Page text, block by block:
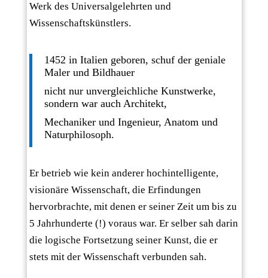
Werk des Universalgelehrten und
Wissenschaftskünstlers.
1452 in Italien geboren, schuf der geniale
Maler und Bildhauer
nicht nur unvergleichliche Kunstwerke,
sondern war auch Architekt,
Mechaniker und Ingenieur, Anatom und
Naturphilosoph.
Er betrieb wie kein anderer hochintelligente,
visionäre Wissenschaft, die Erfindungen
hervorbrachte, mit denen er seiner Zeit um bis zu
5 Jahrhunderte (!) voraus war. Er selber sah darin
die logische Fortsetzung seiner Kunst, die er
stets mit der Wissenschaft verbunden sah.